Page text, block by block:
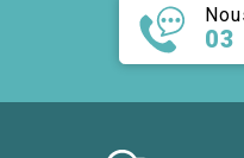
03